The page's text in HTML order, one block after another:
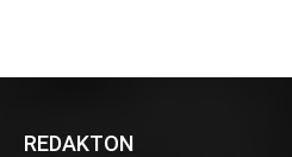
REDAKTON